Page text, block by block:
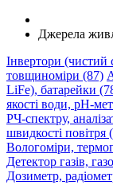
Джерела
Інвертори (чистий
товщиноміри (87)
LiFe), батарейки
якості води, pH-
РЧ-спектру,
швидкості повітря
Вологоміри,
Детектор газів,
Дозиметр,